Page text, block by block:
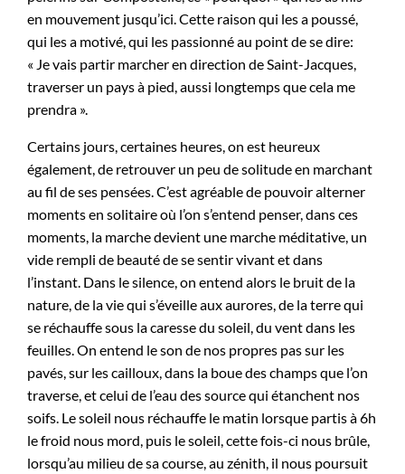
en mouvement jusqu’ici. Cette raison qui les a poussé,
qui les a motivé, qui les passionné au point de se dire:
« Je vais partir marcher en direction de Saint-Jacques,
traverser un pays à pied, aussi longtemps que cela me
prendra ».
Certains jours, certaines heures, on est heureux
également, de retrouver un peu de solitude en marchant
au fil de ses pensées. C’est agréable de pouvoir alterner
moments en solitaire où l’on s’entend penser, dans ces
moments, la marche devient une marche méditative, un
vide rempli de beauté de se sentir vivant et dans
l’instant. Dans le silence, on entend alors le bruit de la
nature, de la vie qui s’éveille aux aurores, de la terre qui
se réchauffe sous la caresse du soleil, du vent dans les
feuilles. On entend le son de nos propres pas sur les
pavés, sur les cailloux, dans la boue des champs que l’on
traverse, et celui de l’eau des source qui étanchent nos
soifs. Le soleil nous réchauffe le matin lorsque partis à 6h
le froid nous mord, puis le soleil, cette fois-ci nous brûle,
lorsqu’au milieu de sa course, au zénith, il nous poursuit